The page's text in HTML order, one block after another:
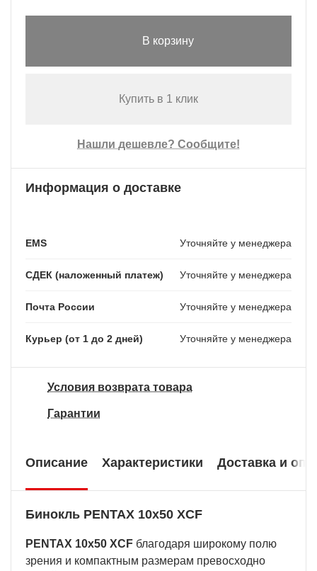
В корзину
Купить в 1 клик
Нашли дешевле? Сообщите!
Информация о доставке
EMS Уточняйте у менеджера
СДЕК (наложенный платеж) Уточняйте у менеджера
Почта России Уточняйте у менеджера
Курьер (от 1 до 2 дней) Уточняйте у менеджера
Условия возврата товара
Гарантии
Описание Характеристики Доставка и
Бинокль PENTAX 10x50 XCF
PENTAX 10x50 XCF благодаря широкому полю
зрения и компактным размерам превосходно